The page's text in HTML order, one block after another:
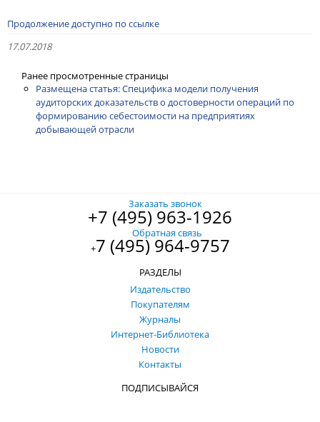
Продолжение доступно по ссылке
17.07.2018
Ранее просмотренные страницы
Размещена статья: Специфика модели получения
аудиторских доказательств о достоверности операций по
формированию себестоимости на предприятиях
добывающей отрасли
Заказать звонок
+7 (495) 963-1926
Обратная связь
+7 (495) 964-9757
РАЗДЕЛЫ
Издательство
Покупателям
Журналы
Интернет-Библиотека
Новости
Контакты
ПОДПИСЫВАЙСЯ